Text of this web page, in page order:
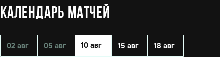
КАЛЕНДАРЬ МАТЧЕЙ
02 авг 05 авг 10 авг 15 авг 18 авг